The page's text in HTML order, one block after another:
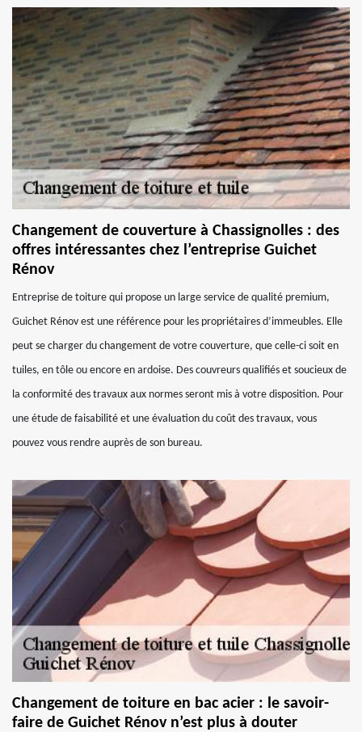
Changement de couverture à Chassignolles : des
offres intéressantes chez l’entreprise Guichet
Rénov
Entreprise de toiture qui propose un large service de qualité premium,
Guichet Rénov est une référence pour les propriétaires d’immeubles. Elle
peut se charger du changement de votre couverture, que celle-ci soit en
tuiles, en tôle ou encore en ardoise. Des couvreurs qualifiés et soucieux de
la conformité des travaux aux normes seront mis à votre disposition. Pour
une étude de faisabilité et une évaluation du coût des travaux, vous
pouvez vous rendre auprès de son bureau.
Changement de toiture en bac acier : le savoir-
faire de Guichet Rénov n’est plus à douter